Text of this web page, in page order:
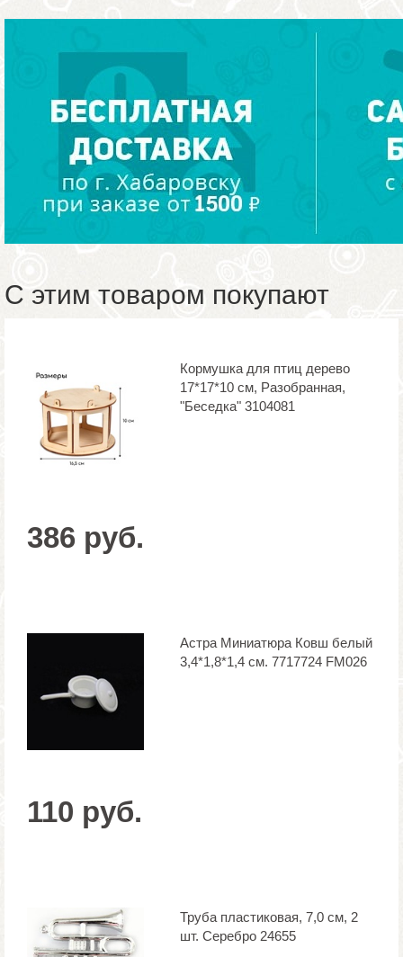
С этим товаром покупают
Кормушка для птиц дерево
17*17*10 см, Разобранная,
"Беседка" 3104081
386 руб.
Астра Миниатюра Ковш белый
3,4*1,8*1,4 см. 7717724 FM026
110 руб.
Труба пластиковая, 7,0 см, 2
шт. Серебро 24655